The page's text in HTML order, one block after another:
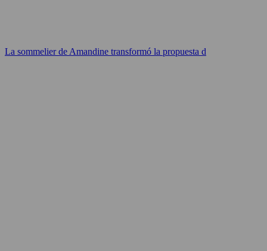
La sommelier de Amandine transformó la propuesta d